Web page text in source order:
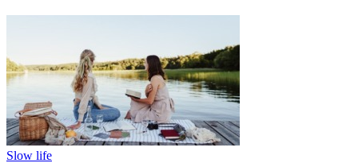
Slow life